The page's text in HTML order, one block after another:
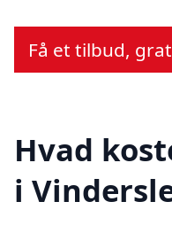
Få et tilbud,
Hvad
i